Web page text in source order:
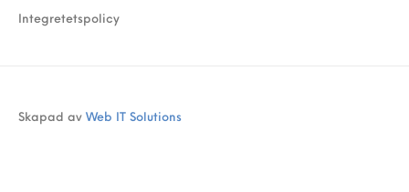
Integretetspolicy
Skapad av Web IT Solutions